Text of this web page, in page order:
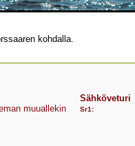
kohdalla.
muuallekin
Sähköveturi
Sr1 :